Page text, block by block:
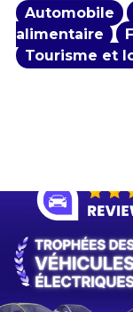
Automobile
alimentaire
Tourisme et